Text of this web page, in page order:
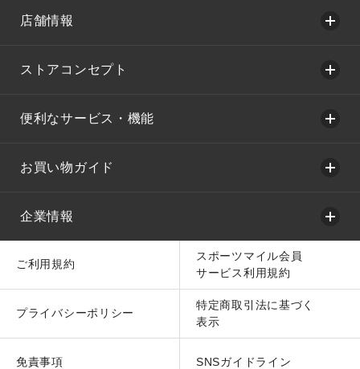
店舗情報
ストアコンセプト
便利なサービス・機能
お買い物ガイド
企業情報
ご利用規約
スポーツマイル会員
サービス利用規約
プライバシーポリシー
特定商取引法に基づく
表示
免責事項 SNSガイドライン